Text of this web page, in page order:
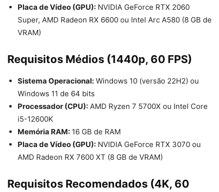
Placa de Vídeo (GPU): NVIDIA GeForce RTX 2060
Super, AMD Radeon RX 6600 ou Intel Arc A580 (8 GB de
VRAM)
Requisitos Médios (1440p, 60 FPS)
Sistema Operacional: Windows 10 (versão 22H2) ou
Windows 11 de 64 bits
Processador (CPU): AMD Ryzen 7 5700X ou Intel Core
i5-12600K
Memória RAM: 16 GB de RAM
Placa de Vídeo (GPU): NVIDIA GeForce RTX 3070 ou
AMD Radeon RX 7600 XT (8 GB de VRAM)
Requisitos Recomendados (4K, 60